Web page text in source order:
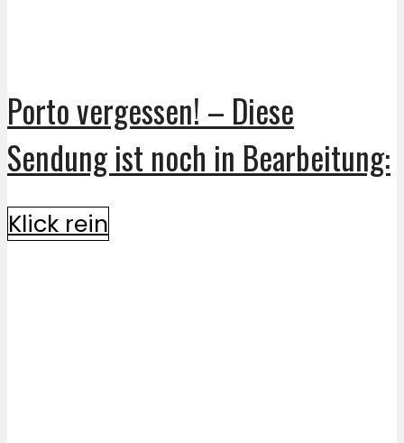
Porto vergessen! – Diese
Sendung ist noch in Bearbeitung:
Klick rein